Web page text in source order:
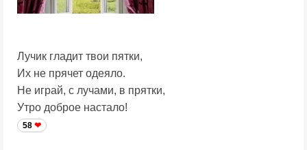
Лучик гладит твои пятки,
Их не прячет одеяло.
Не играй, с лучами, в прятки,
Утро доброе настало!
58